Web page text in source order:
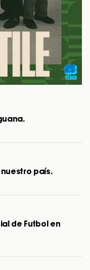
nuestro país.
de Futbol en